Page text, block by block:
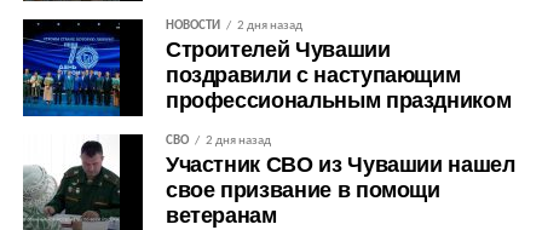
НОВОСТИ 2 дня назад
Строителей Чувашии
поздравили с наступающим
профессиональным праздником
СВО 2 дня назад
Участник СВО из Чувашии нашел
свое призвание в помощи
ветеранам